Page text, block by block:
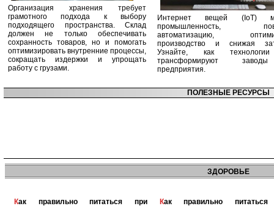
Организация хранения требует
грамотного подхода к выбору
подходящего пространства. Склад
должен не только обеспечивать
сохранность товаров, но и помогать
оптимизировать внутренние процессы,
сокращать издержки и упрощать
работу с грузами.
Интернет вещей (IoT)
промышленность,
автоматизацию,
производство и снижая
Узнайте, как
трансформируют
предприятия.
ПОЛЕЗНЫЕ РЕСУРСЫ
ЗДОРОВЬЕ
Как правильно питаться при Как правильно питаться при